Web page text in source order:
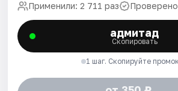
Применили: 2 711 раз
адмитад
Скопировать
1 шаг. Скопируйте